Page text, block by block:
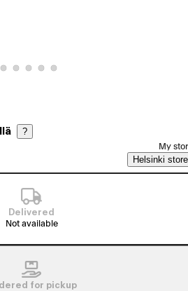
1
2
image 3
product image 4
View product image 5
View product image 6
View product image 7
View product image 8
View product image 9
?
My
Helsinki store
Delivered
Not available
for pickup